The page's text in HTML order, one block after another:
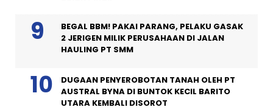
BEGAL BBM! PAKAI PARANG, PELAKU GASAK
2 JERIGEN MILIK PERUSAHAAN DI JALAN
HAULING PT SMM
DUGAAN PENYEROBOTAN TANAH OLEH PT
AUSTRAL BYNA DI BUNTOK KECIL BARITO
UTARA KEMBALI DISOROT